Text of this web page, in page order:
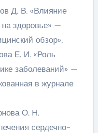
Д. В. «Влияние
здоровье» —
обзор».
Е. И. «Роль
заболеваний» —
в журнале
О. Н.
сердечно-